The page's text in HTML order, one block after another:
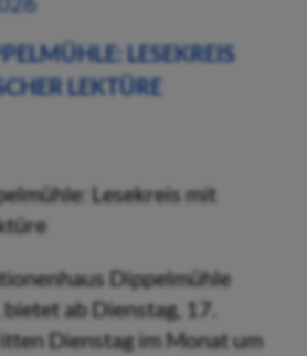
LESEKREIS
LEKTÜRE
Dippelmühle
ab Dienstag, 17.
Dienstag im Monat um